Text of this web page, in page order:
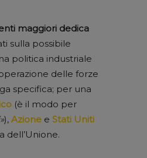
maggiori dedica
sulla possibile
politica industriale
delle forze
specifica; per una
(è il modo per
), Azione e Stati Uniti
dell’Unione.